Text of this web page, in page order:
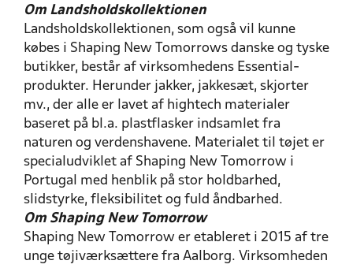
Om Landsholdskollektionen
Landsholdskollektionen, som også vil kunne
købes i Shaping New Tomorrows danske og tyske
butikker, består af virksomhedens Essential-
produkter. Herunder jakker, jakkesæt, skjorter
mv., der alle er lavet af hightech materialer
baseret på bl.a. plastflasker indsamlet fra
naturen og verdenshavene. Materialet til tøjet er
specialudviklet af Shaping New Tomorrow i
Portugal med henblik på stor holdbarhed,
slidstyrke, fleksibilitet og fuld åndbarhed.
Om Shaping New Tomorrow
Shaping New Tomorrow er etableret i 2015 af tre
unge tøjiværksættere fra Aalborg. Virksomheden